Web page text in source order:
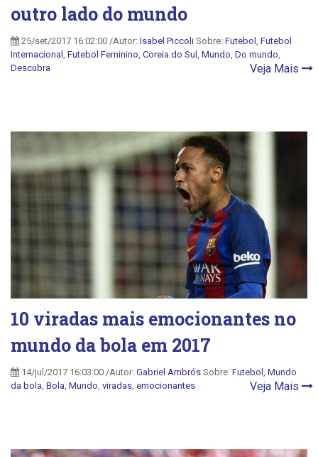
outro lado do mundo
25/set/2017 16:02:00 /Autor: Isabel Piccoli Sobre: Futebol Futebol
Internacional Futebol Feminino Coreia do Sul Mundo Do mundo
Descubra
Veja Mais
10 viradas mais emocionantes no
mundo da bola em 2017
14/jul/2017 16:03:00 /Autor: Gabriel Ambrós Sobre: Futebol Mundo
da bola Bola Mundo viradas emocionantes Veja Mais